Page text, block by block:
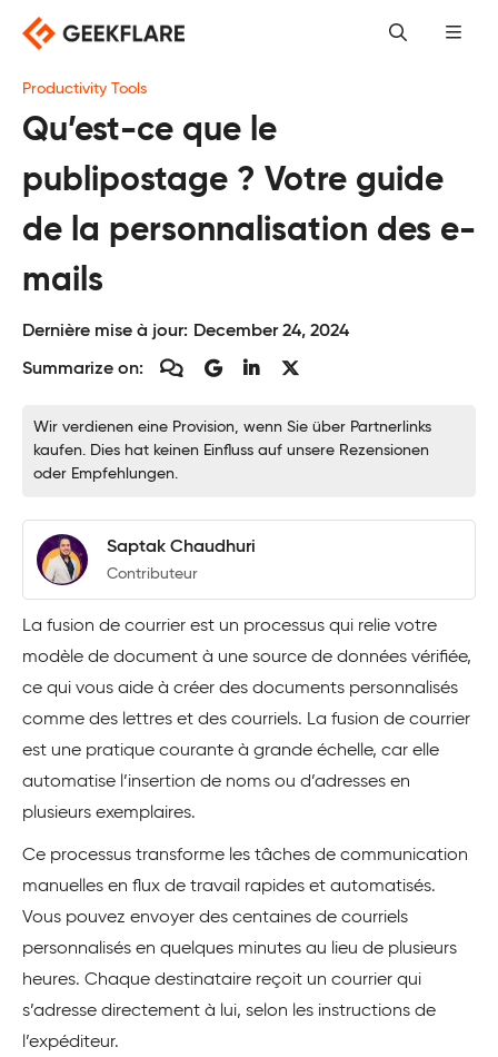
Skip
content
Productivity Tools
Qu’est-ce que le
publipostage ? Votre guide
de la personnalisation des e-
mails
Dernière mise à jour: December 24, 2024
Summarize on:
Wir verdienen eine Provision, wenn Sie über Partnerlinks
kaufen. Dies hat keinen Einfluss auf unsere Rezensionen
oder Empfehlungen.
Saptak Chaudhuri
Contributeur
La fusion de courrier est un processus qui relie votre
modèle de document à une source de données vérifiée,
ce qui vous aide à créer des documents personnalisés
comme des lettres et des courriels. La fusion de courrier
est une pratique courante à grande échelle, car elle
automatise l’insertion de noms ou d’adresses en
plusieurs exemplaires.
Ce processus transforme les tâches de communication
manuelles en flux de travail rapides et automatisés.
Vous pouvez envoyer des centaines de courriels
personnalisés en quelques minutes au lieu de plusieurs
heures. Chaque destinataire reçoit un courrier qui
s’adresse directement à lui, selon les instructions de
l’expéditeur.